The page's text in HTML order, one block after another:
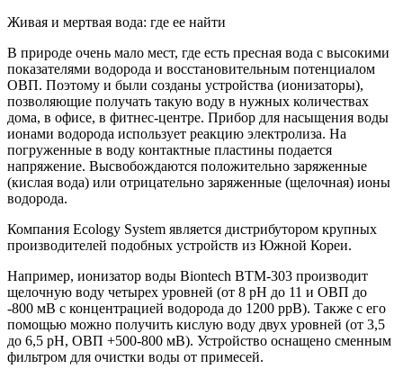
Живая и мертвая вода: где ее найти
В природе очень мало мест, где есть пресная вода с высокими
показателями водорода и восстановительным потенциалом
ОВП. Поэтому и были созданы устройства (ионизаторы),
позволяющие получать такую воду в нужных количествах
дома, в офисе, в фитнес-центре. Прибор для насыщения воды
ионами водорода использует реакцию электролиза. На
погруженные в воду контактные пластины подается
напряжение. Высвобождаются положительно заряженные
(кислая вода) или отрицательно заряженные (щелочная) ионы
водорода.
Компания Ecology System является дистрибутором крупных
производителей подобных устройств из Южной Кореи.
Например, ионизатор воды Biontech BTM-303 производит
щелочную воду четырех уровней (от 8 pH до 11 и ОВП до
-800 мВ с концентрацией водорода до 1200 ppB). Также с его
помощью можно получить кислую воду двух уровней (от 3,5
до 6,5 pH, ОВП +500-800 мВ). Устройство оснащено сменным
фильтром для очистки воды от примесей.